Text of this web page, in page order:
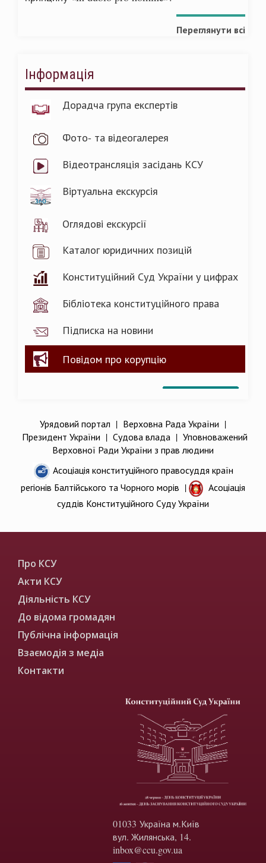
Переглянути всі
Інформація
Дорадча група експертів
Фото- та відеогалерея
Відеотрансляція засідань КСУ
Віртуальна екскурсія
Оглядові екскурсії
Каталог юридичних позицій
Конституційний Суд України у цифрах
Бібліотека конституційного права
Підписка на новини
Повідом про корупцію
Урядовий портал | Верховна Рада України |
Президент України | Судова влада| Уповноважений
Верховної Ради України з прав людини
Асоціація конституційного правосуддя країн
регіонів Балтійського та Чорного морів |
Асоціація
суддів Конституційного Суду України
Про КСУ
Акти КСУ
Діяльність КСУ
До відома громадян
Публічна інформація
Взаємодія з медіа
Контакти
01033 Україна м.Київ
вул. Жилянська, 14.
inbox@ccu.gov.ua